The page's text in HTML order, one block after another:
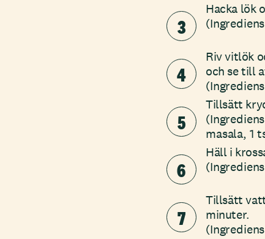
3
Hacka lök
4
Riv vitlök
och se till
5
Tillsätt
masala, 1
6
Häll i
7
Tillsätt
minuter.